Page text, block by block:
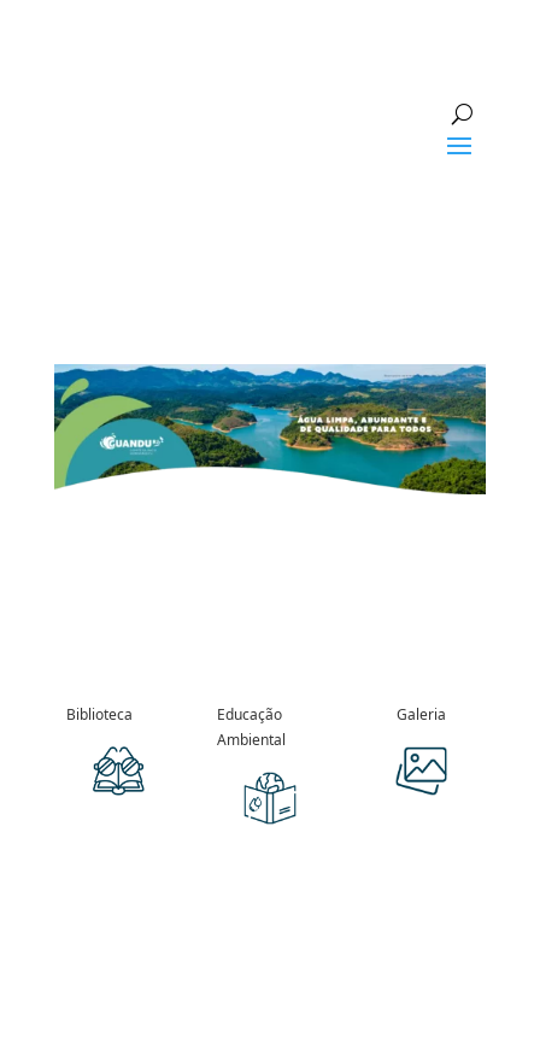
Biblioteca
Educação
Ambiental
Galeria